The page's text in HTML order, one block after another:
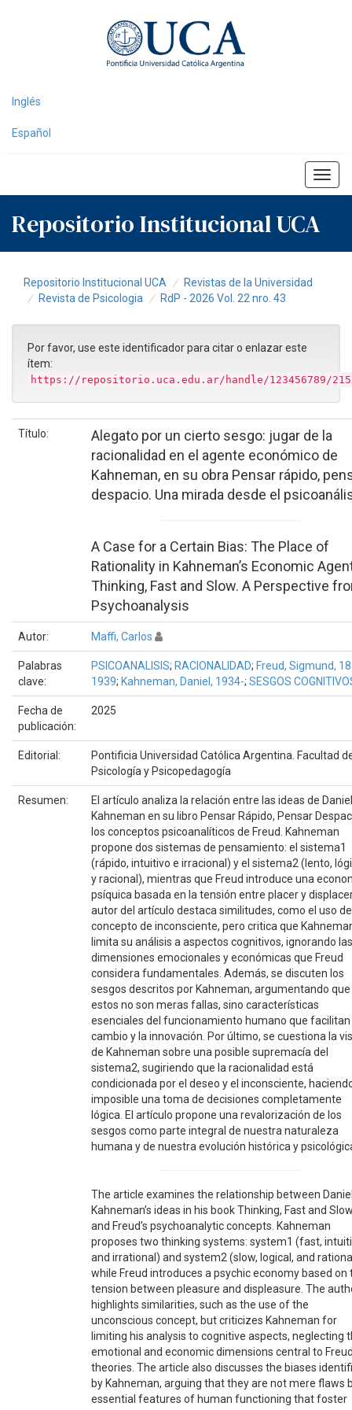
Inglés
Español
Repositorio Institucional UCA
Repositorio Institucional UCA
Revistas de la Universidad
Revista de Psicologia
RdP - 2026 Vol. 22 nro. 43
Por favor, use este identificador para citar o enlazar este
ítem:
https://repositorio.uca.edu.ar/handle/123456789/
Título:
Alegato por un cierto sesgo: jugar de la
racionalidad en el agente económico de
Kahneman, en su obra Pensar rápido,
despacio. Una mirada desde el
A Case for a Certain Bias: The Place of
Rationality in Kahneman’s Economic
Thinking, Fast and Slow. A Perspective
Psychoanalysis
Autor: Maffi, Carlos
Palabras
clave:
PSICOANALISIS; RACIONALIDAD; Freud, Sigmund,
1939; Kahneman, Daniel, 1934-; SESGOS
Fecha de
publicación:
2025
Editorial:
Pontificia Universidad Católica Argentina. Facultad
Psicología y Psicopedagogía
Resumen:
El artículo analiza la relación entre las ideas de Daniel
Kahneman en su libro Pensar Rápido, Pensar
los conceptos psicoanalíticos de Freud. Kahneman
propone dos sistemas de pensamiento: el sistema1
(rápido, intuitivo e irracional) y el sistema2 (lento,
y racional), mientras que Freud introduce una
psíquica basada en la tensión entre placer y
autor del artículo destaca similitudes, como el uso
concepto de inconsciente, pero critica que
limita su análisis a aspectos cognitivos, ignorando las
dimensiones emocionales y económicas que Freud
considera fundamentales. Además, se discuten los
sesgos descritos por Kahneman, argumentando que
estos no son meras fallas, sino características
esenciales del funcionamiento humano que facilitan
cambio y la innovación. Por último, se cuestiona la
de Kahneman sobre una posible supremacía del
sistema2, sugiriendo que la racionalidad está
condicionada por el deseo y el inconsciente,
imposible una toma de decisiones completamente
lógica. El artículo propone una revalorización de los
sesgos como parte integral de nuestra naturaleza
humana y de nuestra evolución histórica y
The article examines the relationship between
Kahneman’s ideas in his book Thinking, Fast and
and Freud’s psychoanalytic concepts. Kahneman
proposes two thinking systems: system1 (fast,
and irrational) and system2 (slow, logical, and
while Freud introduces a psychic economy based on
tension between pleasure and displeasure. The
highlights similarities, such as the use of the
unconscious concept, but criticizes Kahneman for
limiting his analysis to cognitive aspects, neglecting
emotional and economic dimensions central to
theories. The article also discusses the biases
by Kahneman, arguing that they are not mere flaws
essential features of human functioning that foster